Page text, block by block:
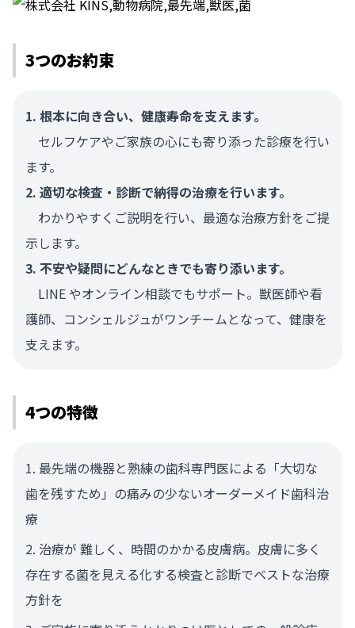
3つのお約束
1. 根本に向き合い、健康寿命を支えます。
セルフケアやご家族の心にも寄り添った診療を行い
ます。
2. 適切な検査・診断で納得の治療を行います。
わかりやすくご説明を行い、最適な治療方針をご提
示します。
3. 不安や疑問にどんなときでも寄り添います。
LINE やオンライン相談でもサポート。獣医師や看
護師、コンシェルジュがワンチームとなって、健康を
支えます。
4つの特徴
最先端の機器と熟練の歯科専門医による「大切な
歯を残すため」の痛みの少ないオーダーメイド歯科治
療
治療が 難しく、時間のかかる皮膚病。皮膚に多く
存在する菌を見える化する検査と診断でベストな治療
方針を